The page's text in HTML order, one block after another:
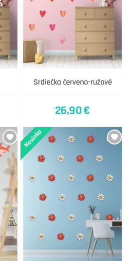
Srdiečka červeno-ružové
26,90 €
Novinka